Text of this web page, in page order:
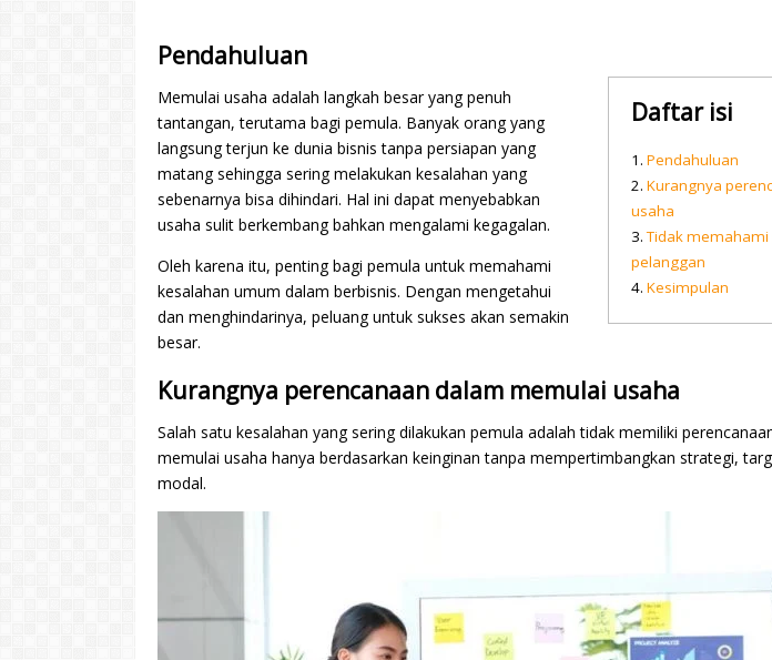
Daftar isi
Pendahuluan
Kurangnya
usaha
Tidak
pelanggan
Kesimpulan
Pendahuluan
Memulai usaha adalah langkah besar yang penuh
tantangan, terutama bagi pemula. Banyak orang yang
langsung terjun ke dunia bisnis tanpa persiapan yang
matang sehingga sering melakukan kesalahan yang
sebenarnya bisa dihindari. Hal ini dapat menyebabkan
usaha sulit berkembang bahkan mengalami kegagalan.
Oleh karena itu, penting bagi pemula untuk memahami
kesalahan umum dalam berbisnis. Dengan mengetahui
dan menghindarinya, peluang untuk sukses akan semakin
besar.
Kurangnya perencanaan dalam memulai usaha
Salah satu kesalahan yang sering dilakukan pemula adalah tidak memiliki
memulai usaha hanya berdasarkan keinginan tanpa mempertimbangkan strategi,
modal.